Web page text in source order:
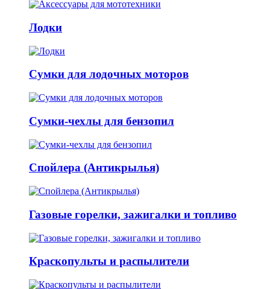
Лодки
Сумки для лодочных моторов
Сумки-чехлы для бензопил
Спойлера (Антикрылья)
Газовые горелки, зажигалки и топливо
Краскопульты и распылители